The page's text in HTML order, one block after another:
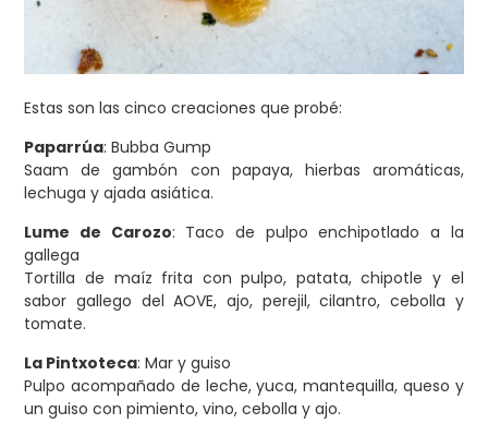
Estas son las cinco creaciones que probé:
Paparrúa: Bubba Gump
Saam de gambón con papaya, hierbas aromáticas,
lechuga y ajada asiática.
Lume de Carozo: Taco de pulpo enchipotlado a la
gallega
Tortilla de maíz frita con pulpo, patata, chipotle y el
sabor gallego del AOVE, ajo, perejil, cilantro, cebolla y
tomate.
La Pintxoteca: Mar y guiso
Pulpo acompañado de leche, yuca, mantequilla, queso y
un guiso con pimiento, vino, cebolla y ajo.